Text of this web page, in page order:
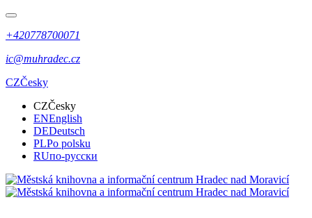
+420778700071
ic@muhradec.cz
CZČesky
CZČesky
ENEnglish
DEDeutsch
PLPo polsku
RUпо-русски